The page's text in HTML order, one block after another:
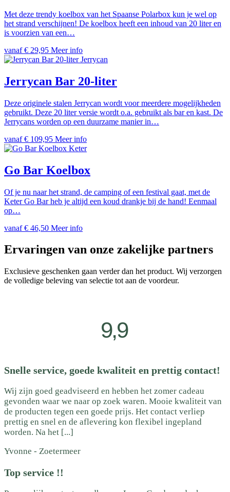
Met deze trendy koelbox van het Spaanse Polarbox kun je wel op
het strand verschijnen! De koelbox heeft een inhoud van 20 liter en
is voorzien van een…
vanaf€ 29,95 Meer info
Jerrycan
Jerrycan Bar 20-liter
Deze originele stalen Jerrycan wordt voor meerdere mogelijkheden
gebruikt. Deze 20 liter versie wordt o.a. gebruikt als bar en kast. De
Jerrycans worden op een duurzame manier in…
vanaf€ 109,95 Meer info
Keter
Go Bar Koelbox
Of je nu naar het strand, de camping of een festival gaat, met de
Keter Go Bar heb je altijd een koud drankje bij de hand! Eenmaal
op…
vanaf€ 46,50 Meer info
Ervaringen van onze zakelijke partners
Exclusieve geschenken gaan verder dan het product. Wij verzorgen
de volledige beleving van selectie tot aan de voordeur.
9,9
Snelle service, goede kwaliteit en prettig contact!
Wij zijn goed geadviseerd en hebben het zomer cadeau
gevonden waar we naar op zoek waren. Mooie kwaliteit van
de producten tegen een goede prijs. Het contact verliep
prettig en snel en de aflevering kon flexibel ingepland
worden. Na het [...]
Yvonne - Zoetermeer
Top service !!